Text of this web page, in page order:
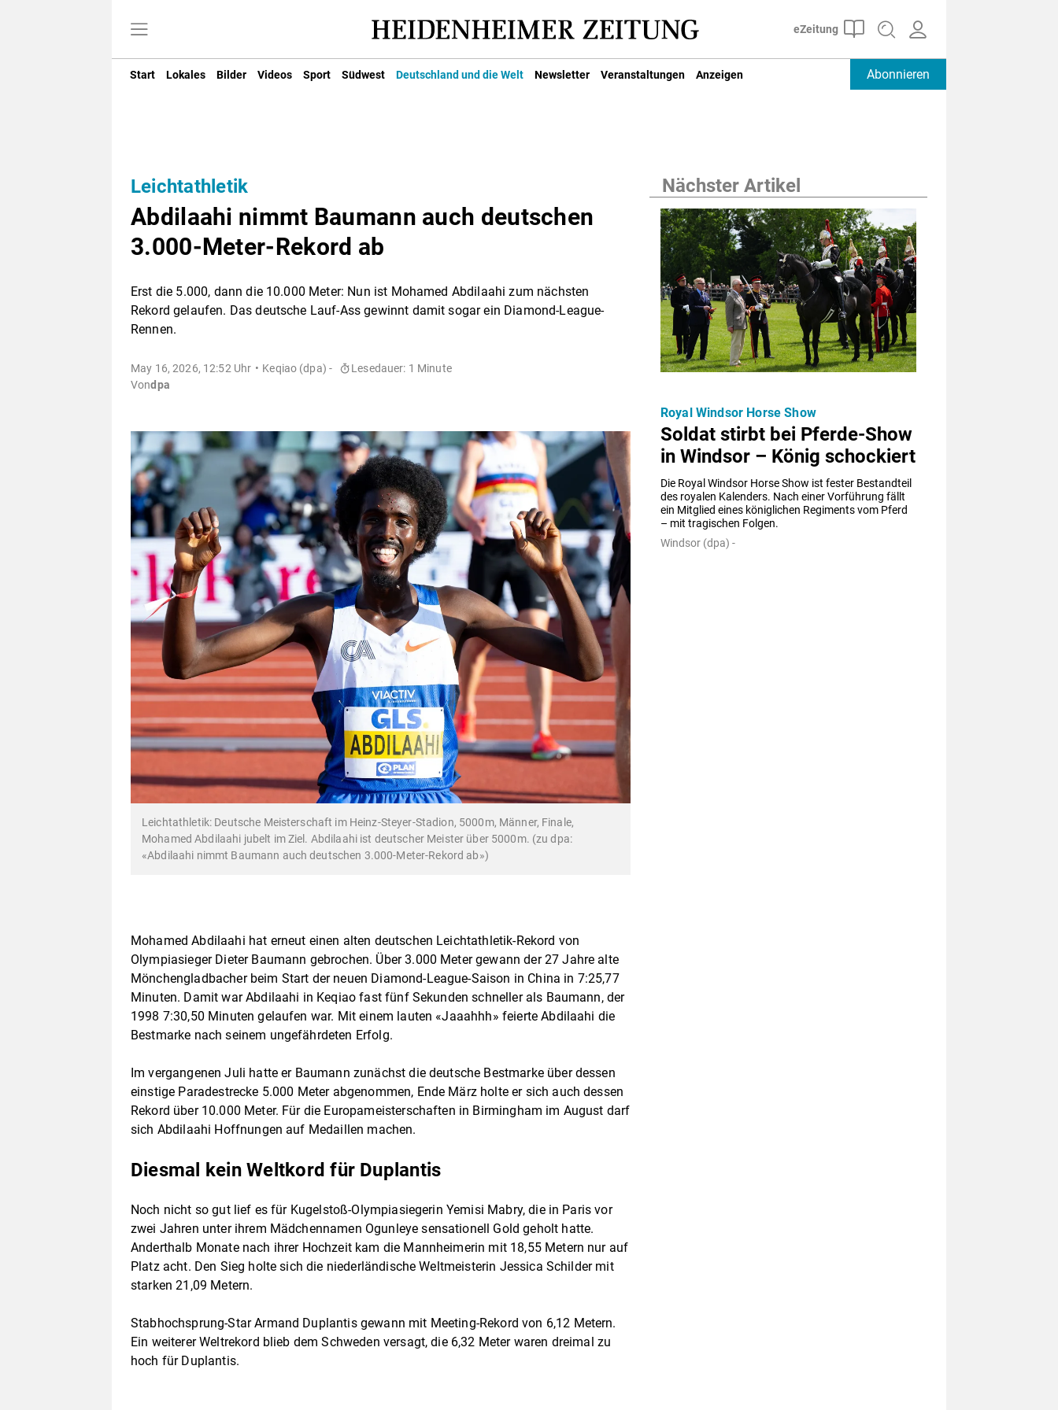
Start Lokales Bilder Videos Sport Südwest Deutschland und die Welt Newsletter Veranstaltungen Anzeigen Abonnieren
Leichtathletik
Abdilaahi nimmt Baumann auch deutschen
3.000-Meter-Rekord ab
Erst die 5.000, dann die 10.000 Meter: Nun ist Mohamed Abdilaahi zum nächsten
Rekord gelaufen. Das deutsche Lauf-Ass gewinnt damit sogar ein Diamond-League-
Rennen.
May 16, 2026, 12:52 Uhr Keqiao (dpa) -
Lesedauer: 1 Minute
Vondpa
Leichtathletik: Deutsche Meisterschaft im Heinz-Steyer-Stadion, 5000m, Männer, Finale,
Mohamed Abdilaahi jubelt im Ziel. Abdilaahi ist deutscher Meister über 5000m. (zu dpa:
«Abdilaahi nimmt Baumann auch deutschen 3.000-Meter-Rekord ab»)
Mohamed Abdilaahi hat erneut einen alten deutschen Leichtathletik-Rekord von
Olympiasieger Dieter Baumann gebrochen. Über 3.000 Meter gewann der 27 Jahre alte
Mönchengladbacher beim Start der neuen Diamond-League-Saison in China in 7:25,77
Minuten. Damit war Abdilaahi in Keqiao fast fünf Sekunden schneller als Baumann, der
1998 7:30,50 Minuten gelaufen war. Mit einem lauten «Jaaahhh» feierte Abdilaahi die
Bestmarke nach seinem ungefährdeten Erfolg.
Im vergangenen Juli hatte er Baumann zunächst die deutsche Bestmarke über dessen
einstige Paradestrecke 5.000 Meter abgenommen, Ende März holte er sich auch dessen
Rekord über 10.000 Meter. Für die Europameisterschaften in Birmingham im August darf
sich Abdilaahi Hoffnungen auf Medaillen machen.
Diesmal kein Weltkord für Duplantis
Noch nicht so gut lief es für Kugelstoß-Olympiasiegerin Yemisi Mabry, die in Paris vor
zwei Jahren unter ihrem Mädchennamen Ogunleye sensationell Gold geholt hatte.
Anderthalb Monate nach ihrer Hochzeit kam die Mannheimerin mit 18,55 Metern nur auf
Platz acht. Den Sieg holte sich die niederländische Weltmeisterin Jessica Schilder mit
starken 21,09 Metern.
Stabhochsprung-Star Armand Duplantis gewann mit Meeting-Rekord von 6,12 Metern.
Ein weiterer Weltrekord blieb dem Schweden versagt, die 6,32 Meter waren dreimal zu
hoch für Duplantis.
Nächster Artikel
Soldat stirbt bei Pferde-Show
in Windsor – König schockiert
Die Royal Windsor Horse Show ist fester Bestandteil
des royalen Kalenders. Nach einer Vorführung fällt
ein Mitglied eines königlichen Regiments vom Pferd
– mit tragischen Folgen.
Royal Windsor Horse Show
Windsor (dpa) -